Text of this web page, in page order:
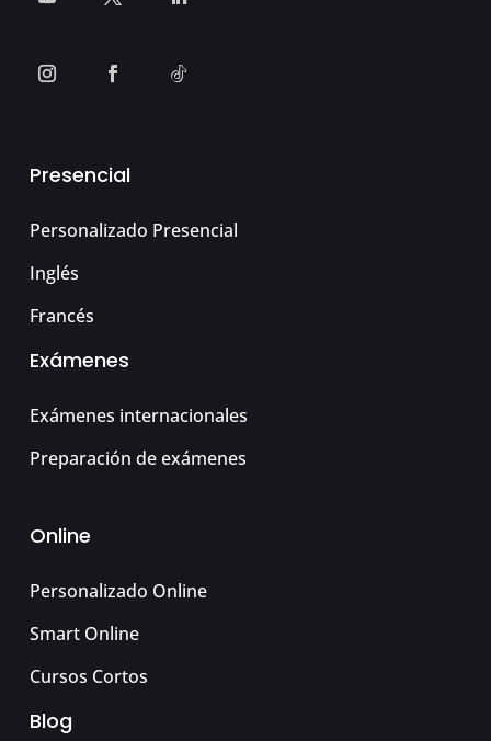
Presencial
Personalizado Presencial
Inglés
Francés
Exámenes
Exámenes internacionales
Preparación de exámenes
Online
Personalizado Online
Smart Online
Cursos Cortos
Blog